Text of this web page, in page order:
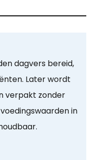
dagvers bereid,
Later wordt
verpakt zonder
in